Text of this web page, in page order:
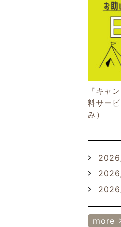
『キャ
料サー
み）
more